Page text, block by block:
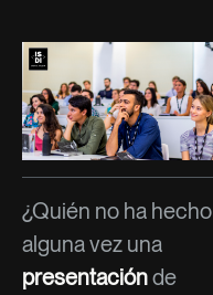
¿Quién no ha hecho
alguna vez una
presentaciónde